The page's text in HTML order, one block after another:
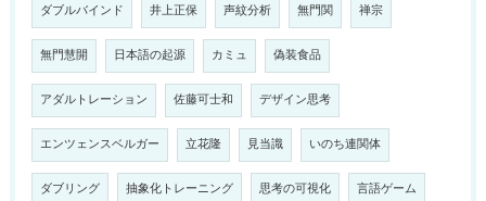
ダブルバインド 井上正保 声紋分析 無門関 禅宗
無門慧開 日本語の起源 カミュ 偽装食品
アダルトレーション 佐藤可士和 デザイン思考
エンツェンスベルガー 立花隆 見当識 いのち連関体
ダブリング 抽象化トレーニング 思考の可視化 言語ゲーム